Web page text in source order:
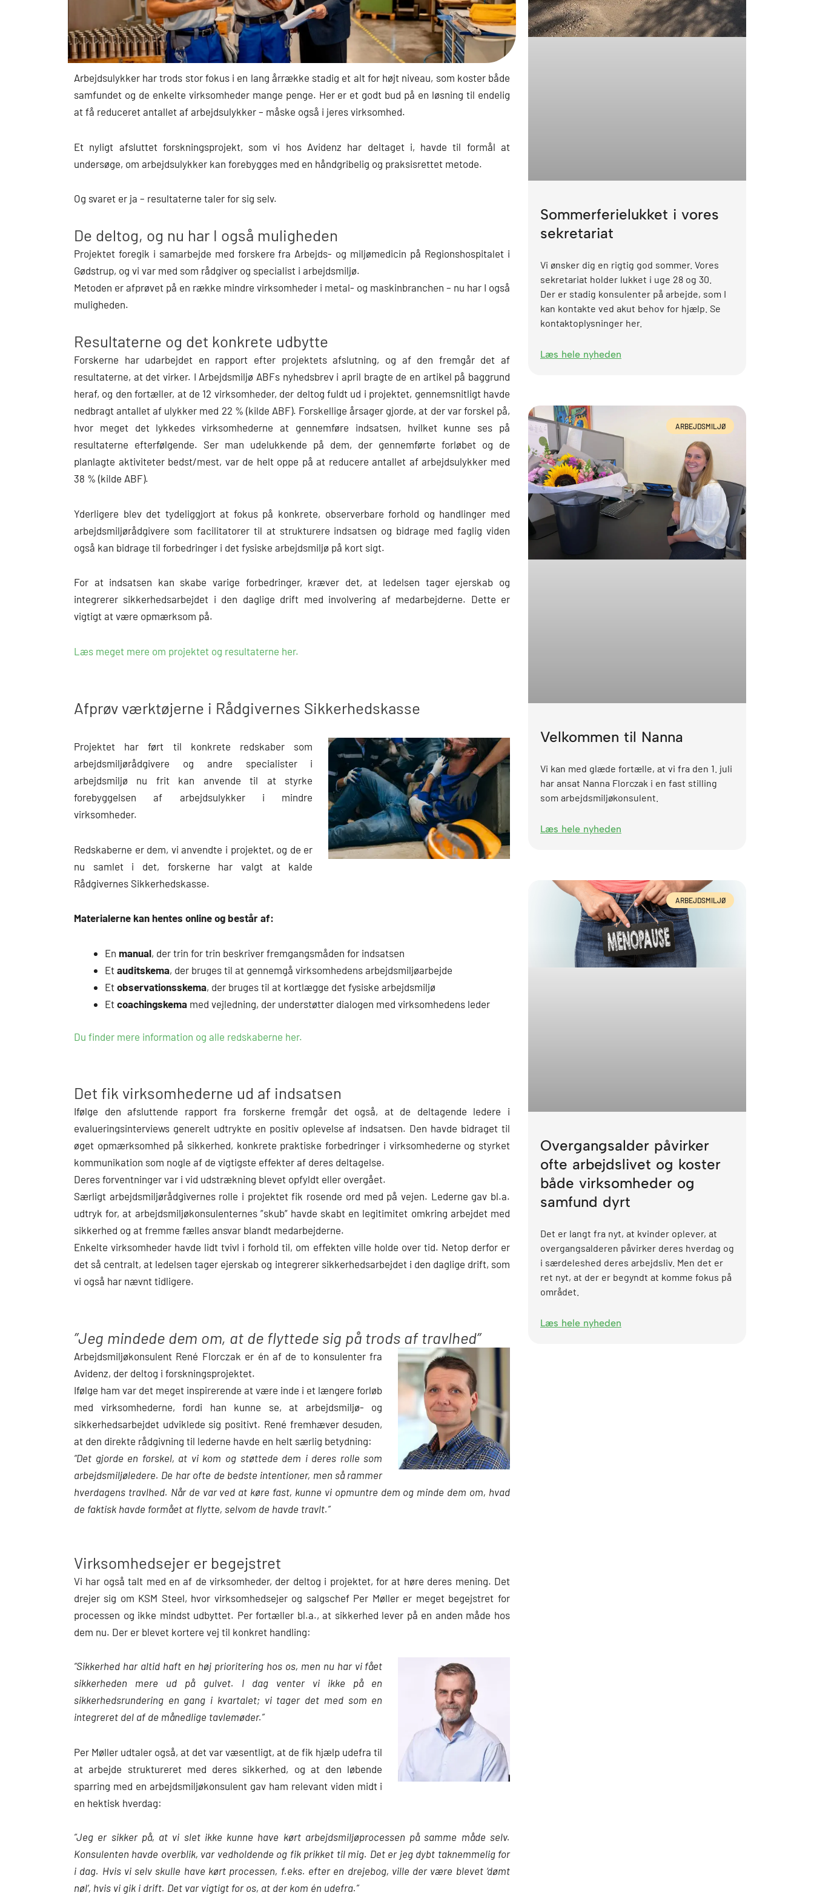
Arbejdsulykker har trods stor fokus i en lang årrække stadig et alt for højt niveau, som koster både
samfundet og de enkelte virksomheder mange penge. Her er et godt bud på en løsning til endelig
at få reduceret antallet af arbejdsulykker – måske også i jeres virksomhed.
Et nyligt afsluttet forskningsprojekt, som vi hos Avidenz har deltaget i, havde til formål at
undersøge, om arbejdsulykker kan forebygges med en håndgribelig og praksisrettet metode.
Og svaret er ja – resultaterne taler for sig selv.
De deltog, og nu har I også muligheden
Projektet foregik i samarbejde med forskere fra Arbejds- og miljømedicin på Regionshospitalet i
Gødstrup, og vi var med som rådgiver og specialist i arbejdsmiljø.
Metoden er afprøvet på en række mindre virksomheder i metal- og maskinbranchen – nu har I også
muligheden.
Resultaterne og det konkrete udbytte
Forskerne har udarbejdet en rapport efter projektets afslutning, og af den fremgår det af
resultaterne, at det virker. I Arbejdsmiljø ABFs nyhedsbrev i april bragte de en artikel på baggrund
heraf, og den fortæller, at de 12 virksomheder, der deltog fuldt ud i projektet, gennemsnitligt havde
nedbragt antallet af ulykker med 22 % (kilde ABF). Forskellige årsager gjorde, at der var forskel på,
hvor meget det lykkedes virksomhederne at gennemføre indsatsen, hvilket kunne ses på
resultaterne efterfølgende. Ser man udelukkende på dem, der gennemførte forløbet og de
planlagte aktiviteter bedst/mest, var de helt oppe på at reducere antallet af arbejdsulykker med
38 % (kilde ABF).
Yderligere blev det tydeliggjort at fokus på konkrete, observerbare forhold og handlinger med
arbejdsmiljørådgivere som facilitatorer til at strukturere indsatsen og bidrage med faglig viden
også kan bidrage til forbedringer i det fysiske arbejdsmiljø på kort sigt.
For at indsatsen kan skabe varige forbedringer, kræver det, at ledelsen tager ejerskab og
integrerer sikkerhedsarbejdet i den daglige drift med involvering af medarbejderne. Dette er
vigtigt at være opmærksom på.
Læs meget mere om projektet og resultaterne her.
Afprøv værktøjerne i Rådgivernes Sikkerhedskasse
Projektet har ført til konkrete redskaber som
arbejdsmiljørådgivere og andre specialister i
arbejdsmiljø nu frit kan anvende til at styrke
forebyggelsen af arbejdsulykker i mindre
virksomheder.
Redskaberne er dem, vi anvendte i projektet, og de er
nu samlet i det, forskerne har valgt at kalde
Rådgivernes Sikkerhedskasse.
Materialerne kan hentes online og består af:
En manual, der trin for trin beskriver fremgangsmåden for indsatsen
Et auditskema, der bruges til at gennemgå virksomhedens arbejdsmiljøarbejde
Et observationsskema, der bruges til at kortlægge det fysiske arbejdsmiljø
Et coachingskema med vejledning, der understøtter dialogen med virksomhedens leder
Du finder mere information og alle redskaberne her.
Det fik virksomhederne ud af indsatsen
Ifølge den afsluttende rapport fra forskerne fremgår det også, at de deltagende ledere i
evalueringsinterviews generelt udtrykte en positiv oplevelse af indsatsen. Den havde bidraget til
øget opmærksomhed på sikkerhed, konkrete praktiske forbedringer i virksomhederne og styrket
kommunikation som nogle af de vigtigste effekter af deres deltagelse.
Deres forventninger var i vid udstrækning blevet opfyldt eller overgået.
Særligt arbejdsmiljørådgivernes rolle i projektet fik rosende ord med på vejen. Lederne gav bl.a.
udtryk for, at arbejdsmiljøkonsulenternes ”skub” havde skabt en legitimitet omkring arbejdet med
sikkerhed og at fremme fælles ansvar blandt medarbejderne.
Enkelte virksomheder havde lidt tvivl i forhold til, om effekten ville holde over tid. Netop derfor er
det så centralt, at ledelsen tager ejerskab og integrerer sikkerhedsarbejdet i den daglige drift, som
vi også har nævnt tidligere.
”Jeg mindede dem om, at de flyttede sig på trods af travlhed”
Arbejdsmiljøkonsulent René Florczak er én af de to konsulenter fra
Avidenz, der deltog i forskningsprojektet.
Ifølge ham var det meget inspirerende at være inde i et længere forløb
med virksomhederne, fordi han kunne se, at arbejdsmiljø- og
sikkerhedsarbejdet udviklede sig positivt. René fremhæver desuden,
at den direkte rådgivning til lederne havde en helt særlig betydning:
“Det gjorde en forskel, at vi kom og støttede dem i deres rolle som
arbejdsmiljøledere. De har ofte de bedste intentioner, men så rammer
hverdagens travlhed. Når de var ved at køre fast, kunne vi opmuntre dem og minde dem om, hvad
de faktisk havde formået at flytte, selvom de havde travlt.”
Virksomhedsejer er begejstret
Vi har også talt med en af de virksomheder, der deltog i projektet, for at høre deres mening. Det
drejer sig om KSM Steel, hvor virksomhedsejer og salgschef Per Møller er meget begejstret for
processen og ikke mindst udbyttet. Per fortæller bl.a., at sikkerhed lever på en anden måde hos
dem nu. Der er blevet kortere vej til konkret handling:
“Sikkerhed har altid haft en høj prioritering hos os, men nu har vi fået
sikkerheden mere ud på gulvet. I dag venter vi ikke på en
sikkerhedsrundering en gang i kvartalet; vi tager det med som en
integreret del af de månedlige tavlemøder.”
Per Møller udtaler også, at det var væsentligt, at de fik hjælp udefra til
at arbejde struktureret med deres sikkerhed, og at den løbende
sparring med en arbejdsmiljøkonsulent gav ham relevant viden midt i
en hektisk hverdag:
”Jeg er sikker på, at vi slet ikke kunne have kørt arbejdsmiljøprocessen på samme måde selv.
Konsulenten havde overblik, var vedholdende og fik prikket til mig. Det er jeg dybt taknemmelig for
i dag. Hvis vi selv skulle have kørt processen, f.eks. efter en drejebog, ville der være blevet ‘dømt
nøl’, hvis vi gik i drift. Det var vigtigt for os, at der kom én udefra.”
Sommerferielukket i vores
sekretariat
Vi ønsker dig en rigtig god sommer. Vores
sekretariat holder lukket i uge 28 og 30.
Der er stadig konsulenter på arbejde, som I
kan kontakte ved akut behov for hjælp. Se
kontaktoplysninger her.
Læs hele nyheden
ARBEJDSMILJØ
Velkommen til Nanna
Vi kan med glæde fortælle, at vi fra den 1. juli
har ansat Nanna Florczak i en fast stilling
som arbejdsmiljøkonsulent.
Læs hele nyheden
ARBEJDSMILJØ
Overgangsalder påvirker
ofte arbejdslivet og koster
både virksomheder og
samfund dyrt
Det er langt fra nyt, at kvinder oplever, at
overgangsalderen påvirker deres hverdag og
i særdeleshed deres arbejdsliv. Men det er
ret nyt, at der er begyndt at komme fokus på
området.
Læs hele nyheden